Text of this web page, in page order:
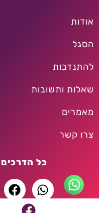
אודות
הסגל
להתנדבות
שאלות ותשובות
מאמרים
צרו קשר
כל